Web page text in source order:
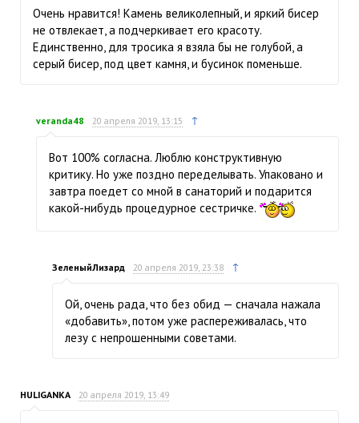
Очень нравится! Камень великолепный, и яркий бисер
не отвлекает, а подчеркивает его красоту.
Единственно, для тросика я взяла бы не голубой, а
серый бисер, под цвет камня, и бусинок поменьше.
veranda48 20 апреля 2019, 13:15 ↑
Вот 100% согласна. Люблю конструктивную
критику. Но уже поздно переделывать. Упаковано и
завтра поедет со мной в санаторий и подарится
какой-нибудь процедурное сестричке.
ЗеленыйЛизард 20 апреля 2019, 23:38 ↑
Ой, очень рада, что без обид — сначала нажала
«добавить», потом уже распереживалась, что
лезу с непрошенными советами.
HULIGANKA 20 апреля 2019, 13:49